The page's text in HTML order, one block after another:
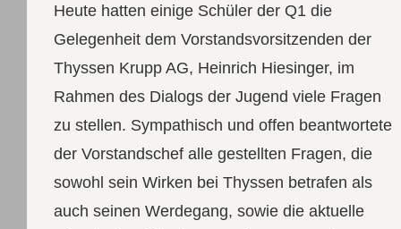
Heute hatten einige Schüler der Q1 die
Gelegenheit dem Vorstandsvorsitzenden der
Thyssen Krupp AG, Heinrich Hiesinger, im
Rahmen des Dialogs der Jugend viele Fragen
zu stellen. Sympathisch und offen beantwortete
der Vorstandschef alle gestellten Fragen, die
sowohl sein Wirken bei Thyssen betrafen als
auch seinen Werdegang, sowie die aktuelle